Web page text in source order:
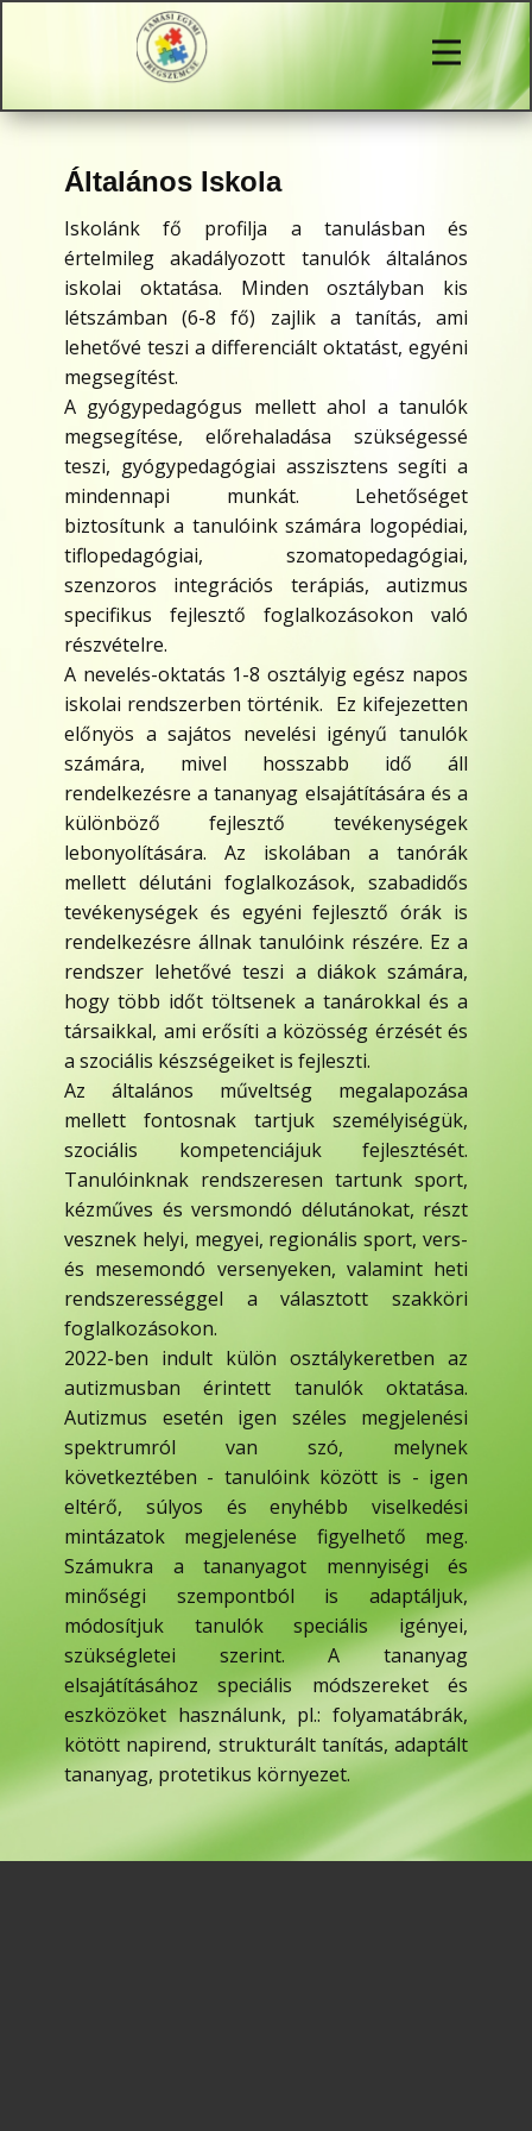
Általános Iskola
Iskolánk fő profilja a tanulásban és
értelmileg akadályozott tanulók általános
iskolai oktatása. Minden osztályban kis
létszámban (6-8 fő) zajlik a tanítás, ami
lehetővé teszi a differenciált oktatást, egyéni
megsegítést.
A gyógypedagógus mellett ahol a tanulók
megsegítése, előrehaladása szükségessé
teszi, gyógypedagógiai asszisztens segíti a
mindennapi munkát. Lehetőséget
biztosítunk a tanulóink számára logopédiai,
tiflopedagógiai, szomatopedagógiai,
szenzoros integrációs terápiás, autizmus
specifikus fejlesztő foglalkozásokon való
részvételre.
A nevelés-oktatás 1-8 osztályig egész napos
iskolai rendszerben történik. Ez kifejezetten
előnyös a sajátos nevelési igényű tanulók
számára, mivel hosszabb idő áll
rendelkezésre a tananyag elsajátítására és a
különböző fejlesztő tevékenységek
lebonyolítására. Az iskolában a tanórák
mellett délutáni foglalkozások, szabadidős
tevékenységek és egyéni fejlesztő órák is
rendelkezésre állnak tanulóink részére. Ez a
rendszer lehetővé teszi a diákok számára,
hogy több időt töltsenek a tanárokkal és a
társaikkal, ami erősíti a közösség érzését és
a szociális készségeiket is fejleszti.
Az általános műveltség megalapozása
mellett fontosnak tartjuk személyiségük,
szociális kompetenciájuk fejlesztését.
Tanulóinknak rendszeresen tartunk sport,
kézműves és versmondó délutánokat, részt
vesznek helyi, megyei, regionális sport, vers-
és mesemondó versenyeken, valamint heti
rendszerességgel a választott szakköri
foglalkozásokon.
2022-ben indult külön osztálykeretben az
autizmusban érintett tanulók oktatása.
Autizmus esetén igen széles megjelenési
spektrumról van szó, melynek
következtében - tanulóink között is - igen
eltérő, súlyos és enyhébb viselkedési
mintázatok megjelenése figyelhető meg.
Számukra a tananyagot mennyiségi és
minőségi szempontból is adaptáljuk,
módosítjuk tanulók speciális igényei,
szükségletei szerint. A tananyag
elsajátításához speciális módszereket és
eszközöket használunk, pl.: folyamatábrák,
kötött napirend, strukturált tanítás, adaptált
tananyag, protetikus környezet.